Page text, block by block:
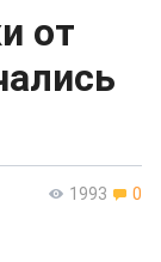
от
1993 0